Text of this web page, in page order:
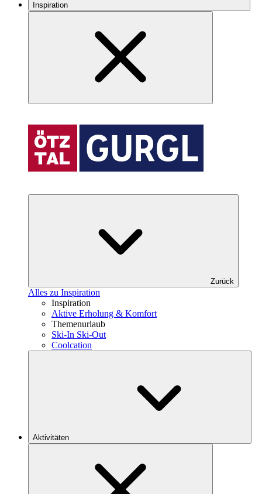
Inspiration
Zurück
Alles zu Inspiration
Inspiration
Aktive Erholung & Komfort
Themenurlaub
Ski-In Ski-Out
Coolcation
Aktivitäten